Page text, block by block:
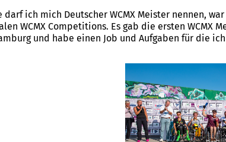
ich mich Deutscher WCMX Meister nennen,
WCMX Competitions. Es gab die ersten
und habe einen Job und Aufgaben für die